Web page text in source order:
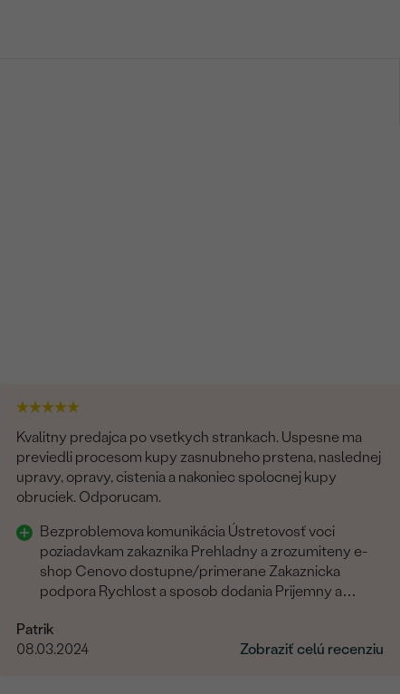
Kvalitny predajca po vsetkych strankach. Uspesne ma
previedli procesom kupy zasnubneho prstena, naslednej
upravy, opravy, cistenia a nakoniec spolocnej kupy
obruciek. Odporucam.
Bezproblemova komunikácia Ústretovosť voci
poziadavkam zakaznika Prehladny a zrozumiteny e-
shop Cenovo dostupne/primerane Zakaznicka
podpora Rychlost a sposob dodania Prijemny a
Patrik
08.03.2024
Zobraziť celú recenziu